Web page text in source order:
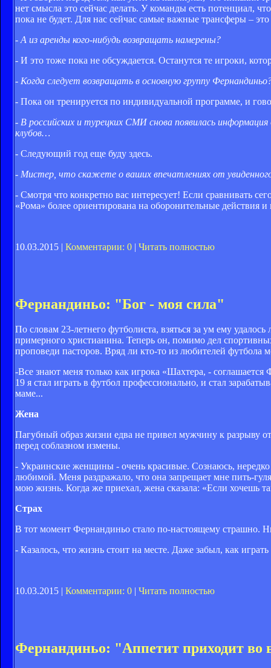
нет смысла это сейчас делать. У команды есть потенциал,
пока не будет. Для нас сейчас самые важные трансферы –
- А из аренды кого-нибудь возвращать намерены?
- И это тоже пока не обсуждается. Останутся те игроки,
- Когда следует возвращать в основную группу
- Пока он тренируется по индивидуальной программе, и
- В российских и турецких СМИ снова появилась
клубов…
- Следующий год еще буду здесь.
- Мистер, что скажете о ваших впечатлениях от
- Смотря что конкретно вас интересует! Если сравнивать
«Рома» более ориентирована на оборонительные действия
10.03.2015 | Комментарии: 0 | Читать полностью
Фернандиньо: "Бог - моя сила"
По словам 23-летнего футболиста, взяться за ум ему
примерного христианина. Теперь он, помимо дел
проповеди пасторов. Вряд ли кто-то из любителей футбола
-Все знают меня только как игрока «Шахтера, -
19 я стал играть в футбол профессионально, и стал
маме...
Жена
Пагубный образ жизни едва не привел мужчину к разрыву
перед соблазном измены.
- Украинские женщины - очень красивые. Сознаюсь,
любимой. Меня раздражало, что она запрещает мне пить-
мою жизнь. Когда же приехал, жена сказала: «Если хочешь
Страх
В тот момент Фернандиньо стало по-настоящему страшно.
- Казалось, что жизнь стоит на месте. Даже забыл, как
10.03.2015 | Комментарии: 0 | Читать полностью
Фернандиньо: "Аппетит приходит во